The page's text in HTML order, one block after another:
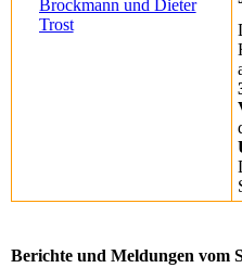
Brockmann und Dieter
Trost
Berichte und Meldungen vom